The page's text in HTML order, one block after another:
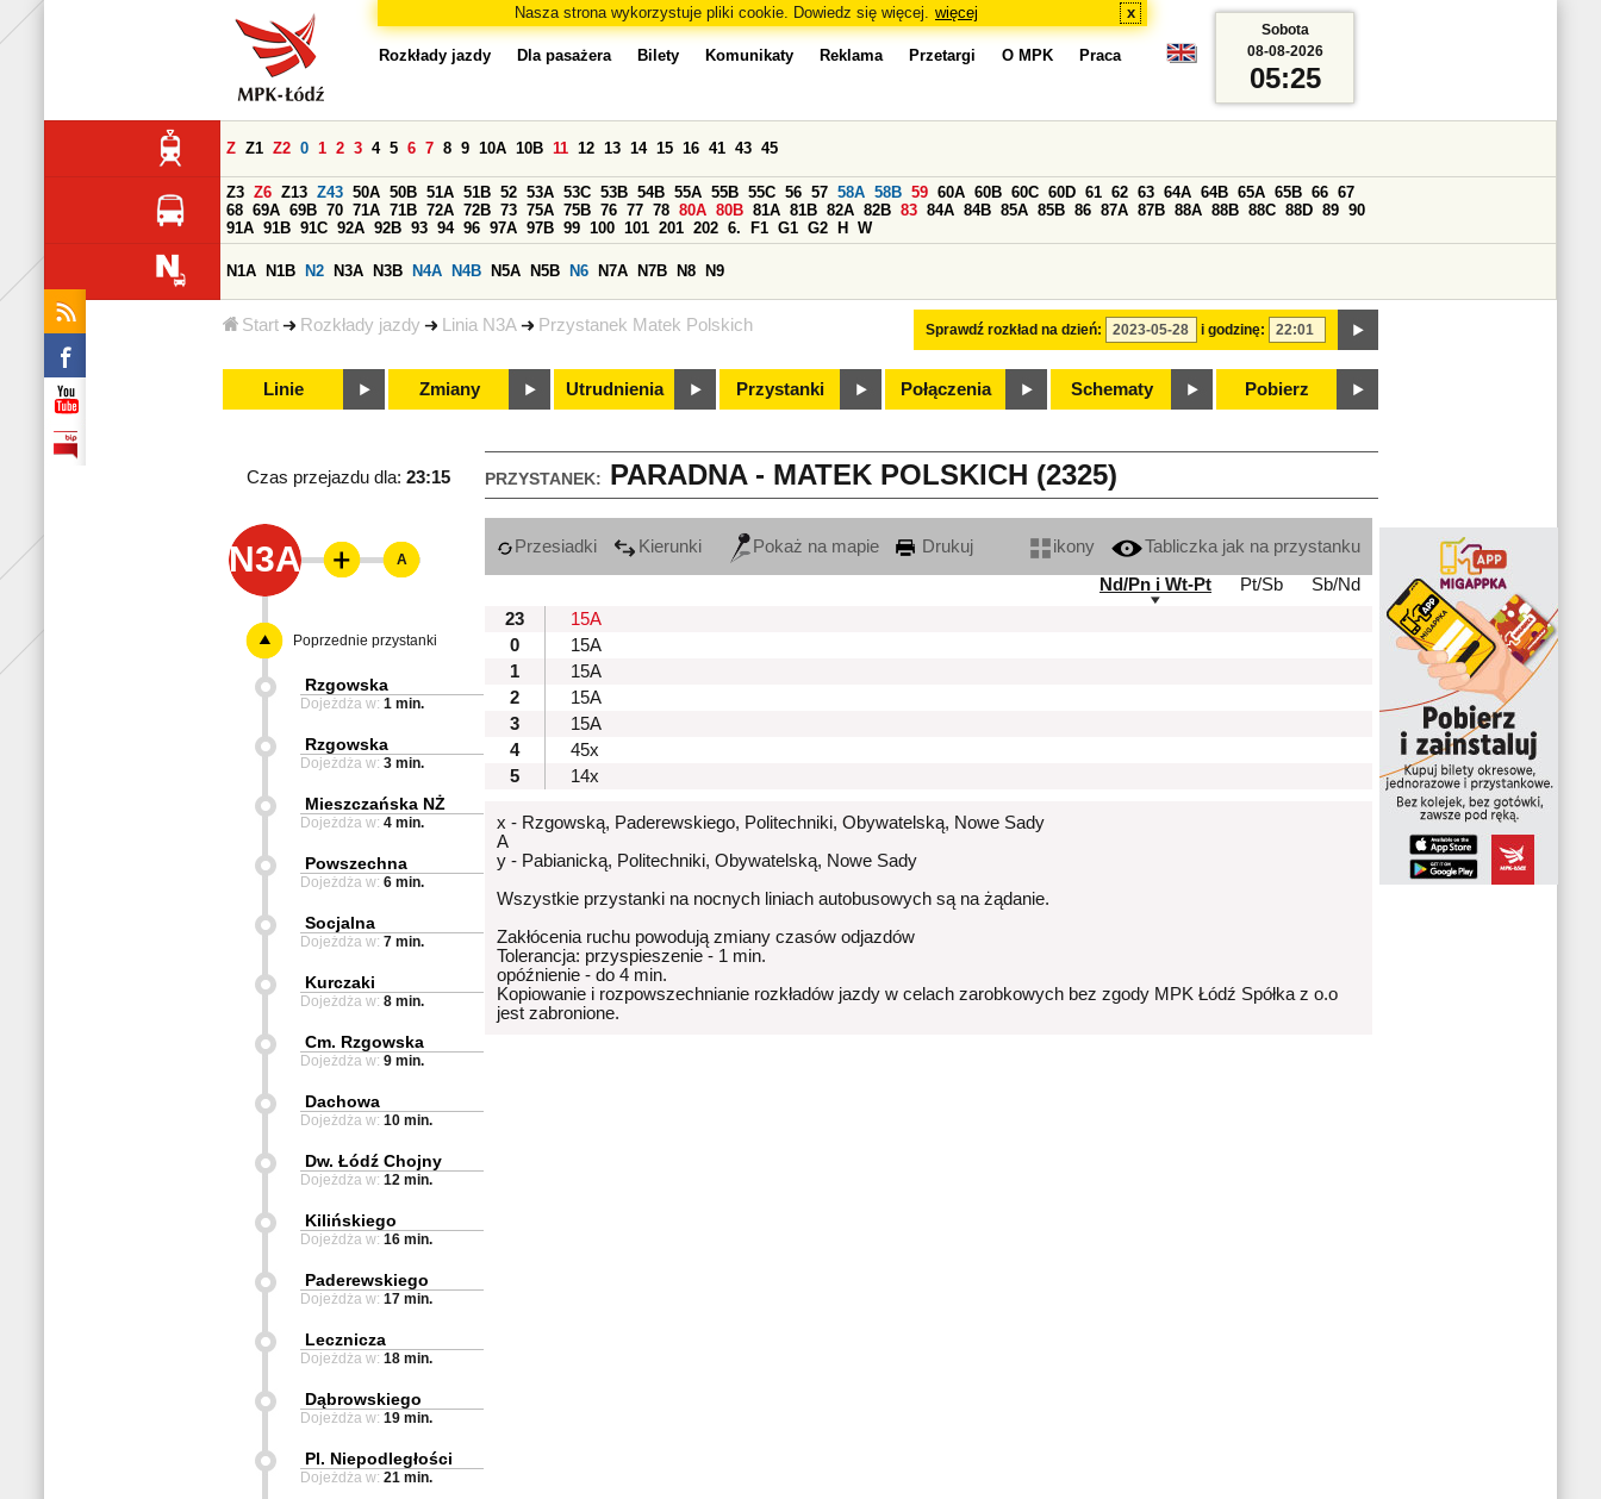
Nasza strona wykorzystuje pliki cookie. Dowiedz się więcej. więcej x
Start Rozkłady jazdy Linia N3A Przystanek Matek Polskich
Rozkłady jazdy Dla pasażera Bilety Komunikaty Reklama Przetargi O MPK Praca
Sprawdź rozkład na dzień: i godzinę:
Z Z1 Z2 0 1 2 3 4 5 6 7 8 9 10A 10B 11 12 13 14 15 16 41 43 45
Z3 Z6 Z13 Z43 50A 50B 51A 51B 52 53A 53C 53B 54B 55A 55B 55C 56 57 58A 58B 59 60A 60B 60C 60D 61 62 63 64A 64B 65A 65B 66 67
68 69A 69B 70 71A 71B 72A 72B 73 75A 75B 76 77 78 80A 80B 81A 81B 82A 82B 83 84A 84B 85A 85B 86 87A 87B 88A 88B 88C 88D 89 90
91A 91B 91C 92A 92B 93 94 96 97A 97B 99 100 101 201 202 6. F1 G1 G2 H W
N1A N1B N2 N3A N3B N4A N4B N5A N5B N6 N7A N7B N8 N9
Linie Zmiany Utrudnienia Przystanki Połączenia Schematy Pobierz
Sobota
08-08-2026
05:25
PRZYSTANEK: PARADNA - MATEK POLSKICH (2325)
Czas przejazdu dla: 23:15
N3A Przesiadki Kierunki Pokaż na mapie Drukuj ikony
Tabliczka jak na przystanku
Nd/Pn i Wt-Pt
Pt/Sb
Sb/Nd
23
15A
0
15A
1
15A
2
15A
3
15A
4
45x
5
14x
x - Rzgowską, Paderewskiego, Politechniki, Obywatelską, Nowe Sady
A
y - Pabianicką, Politechniki, Obywatelską, Nowe Sady
Wszystkie przystanki na nocnych liniach autobusowych są na żądanie.
Zakłócenia ruchu powodują zmiany czasów odjazdów
Tolerancja: przyspieszenie - 1 min.
opóźnienie - do 4 min.
Kopiowanie i rozpowszechnianie rozkładów jazdy w celach zarobkowych bez zgody MPK Łódź Spółka z o.o
jest zabronione.
A
Poprzednie przystanki
Rzgowska
Dojeżdża w: 1 min.
Rzgowska
Dojeżdża w: 3 min.
Mieszczańska NŻ
Dojeżdża w: 4 min.
Powszechna
Dojeżdża w: 6 min.
Socjalna
Dojeżdża w: 7 min.
Kurczaki
Dojeżdża w: 8 min.
Cm. Rzgowska
Dojeżdża w: 9 min.
Dachowa
Dojeżdża w: 10 min.
Dw. Łódź Chojny
Dojeżdża w: 12 min.
Kilińskiego
Dojeżdża w: 16 min.
Paderewskiego
Dojeżdża w: 17 min.
Lecznicza
Dojeżdża w: 18 min.
Dąbrowskiego
Dojeżdża w: 19 min.
Pl. Niepodległości
Dojeżdża w: 21 min.